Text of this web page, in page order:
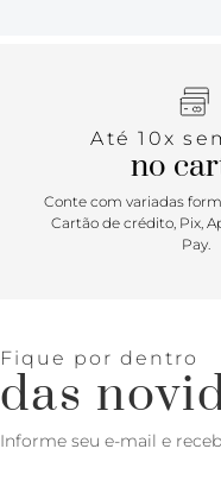
Até 10x
no
Conte com variadas
Cartão de crédito, Pix,
Pay.
Fique por dentro
das
Informe seu e-mail e